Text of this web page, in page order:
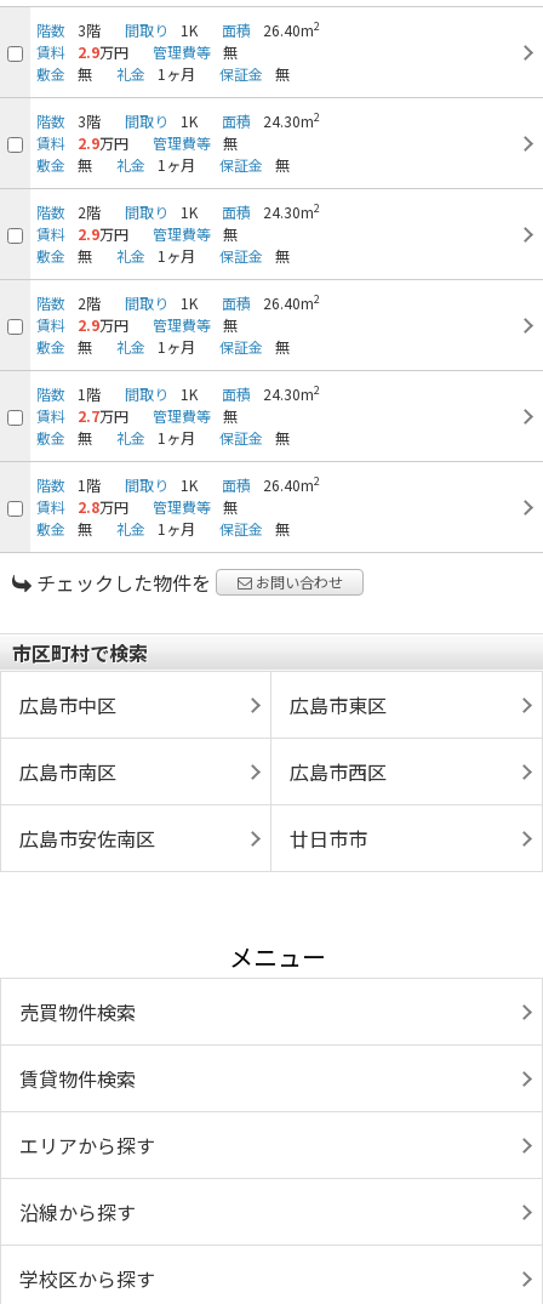
階数 3階 間取り 1K 面積 26.40m2
賃料 2.9万円 管理費等 無
敷金
無 礼金 1ヶ月 保証金 無
階数 3階 間取り 1K 面積 24.30m2
賃料 2.9万円 管理費等 無
敷金
無 礼金 1ヶ月 保証金 無
階数 2階 間取り 1K 面積 24.30m2
賃料 2.9万円 管理費等 無
敷金
無 礼金 1ヶ月 保証金 無
階数 2階 間取り 1K 面積 26.40m2
賃料 2.9万円 管理費等 無
敷金
無 礼金 1ヶ月 保証金 無
階数 1階 間取り 1K 面積 24.30m2
賃料 2.7万円 管理費等 無
敷金
無 礼金 1ヶ月 保証金 無
階数 1階 間取り 1K 面積 26.40m2
賃料 2.8万円 管理費等 無
敷金
無 礼金 1ヶ月 保証金 無
チェックした物件を お問い合わせ
市区町村で検索
広島市中区
広島市東区
広島市南区 広島市西区
広島市安佐南区 廿日市市
メニュー
売買物件検索
賃貸物件検索
エリアから探す
沿線から探す
学校区から探す